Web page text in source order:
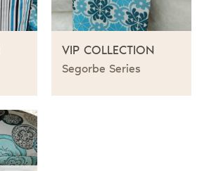
VIP COLLECTION
Segorbe Series